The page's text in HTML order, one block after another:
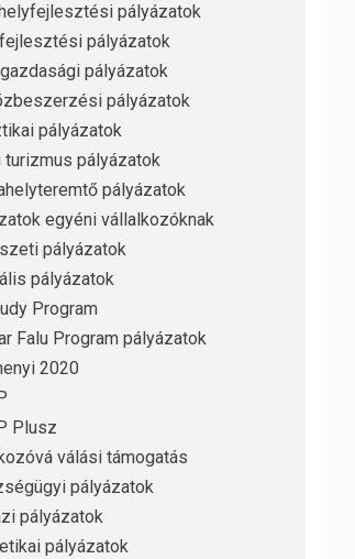
pályázatok
pályázatok
pályázatok
pályázatok
pályázatok
turizmus pályázatok
pályázatok
egyéni vállalkozóknak
pályázatok
pályázatok
Program
Falu Program pályázatok
2020
Plusz
válási támogatás
pályázatok
pályázatok
pályázatok